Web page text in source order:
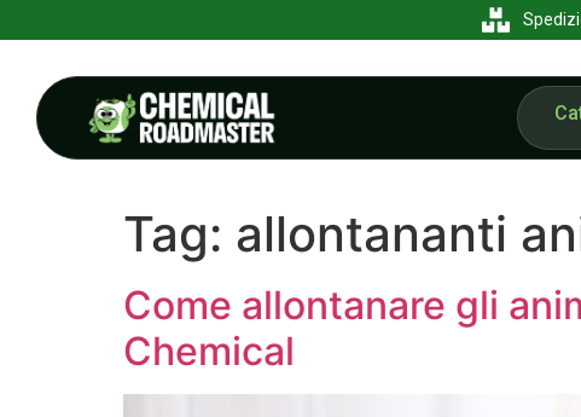
Tag: allontananti
Come allontanare gli
Chemical